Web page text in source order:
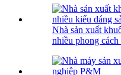
Nhà sản xuất
nhiều phong cách